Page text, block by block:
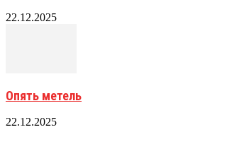
22.12.2025
Опять метель
22.12.2025